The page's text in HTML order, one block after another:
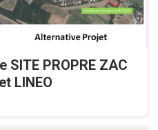
PROPRE ZAC
LINEO